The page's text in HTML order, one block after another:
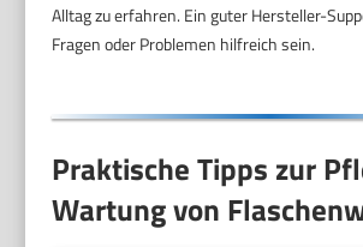
Alltag zu erfahren. Ein guter Hersteller-
Fragen oder Problemen hilfreich sein.
Praktische Tipps zur
Wartung von